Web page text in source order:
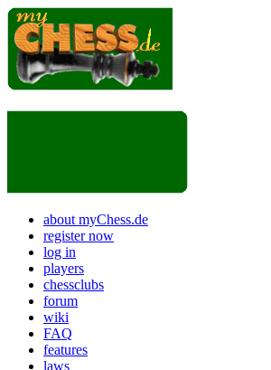
about myChess.de
register now
log in
players
chessclubs
forum
wiki
FAQ
features
laws